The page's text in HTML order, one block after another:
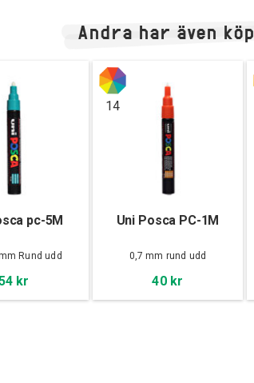
Andra har även
pc-5M
Rund udd
kr
14
Uni Posca PC-1M
0,7 mm rund udd
40 kr